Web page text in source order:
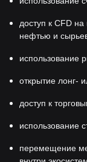
доступ к CFD
нефтью и
использование
открытие лонг-
доступ к
использование
перемещение